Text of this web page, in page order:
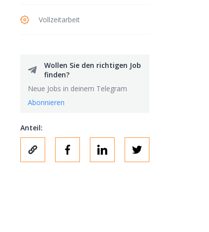
Vollzeitarbeit
Wollen Sie den richtigen Job
finden?
Neue Jobs in deinem Telegram
Abonnieren
Anteil: